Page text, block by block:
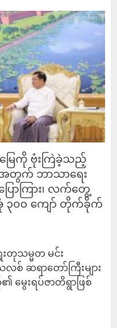
ြေကို ဗုံးကြဲခဲ့သည့်
းအတွက် ဘာသာရေး
ြောကြား၊ လက်တွေ့
၀၀ ကျော် တိုက်ခိုက်
သမ္မတ မင်း
ဆရာတော်ကြီးများ
မွေးရပ်ဇာတိရွာဖြစ်